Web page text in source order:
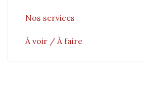
Nos services
À voir / À faire